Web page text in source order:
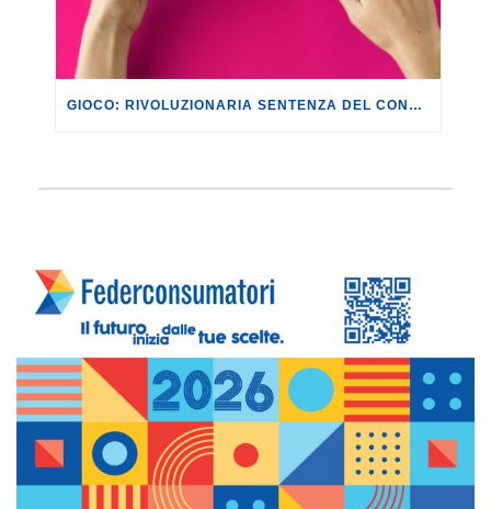
GIOCO: RIVOLUZIONARIA SENTENZA DEL CONSIGLIO DI STATO E DEL TAR LAZIO.